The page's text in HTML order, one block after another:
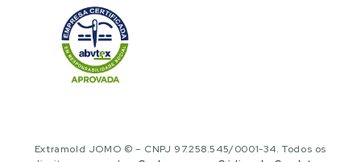
Extramold JOMO © – CNPJ 97.258.545/0001-34. Todos os